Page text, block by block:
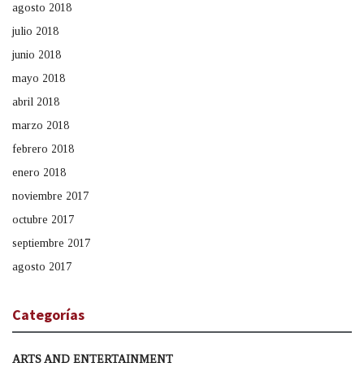
agosto 2018
julio 2018
junio 2018
mayo 2018
abril 2018
marzo 2018
febrero 2018
enero 2018
noviembre 2017
octubre 2017
septiembre 2017
agosto 2017
Categorías
ARTS AND ENTERTAINMENT